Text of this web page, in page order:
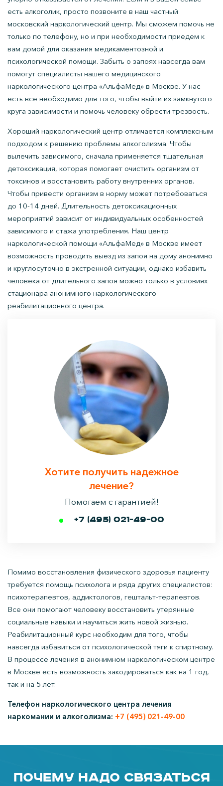
есть алкоголик, просто позвоните в наш частный
московский наркологический центр. Мы сможем помочь не
только по телефону, но и при необходимости приедем к
вам домой для оказания медикаментозной и
психологической помощи. Забыть о запоях навсегда вам
помогут специалисты нашего медицинского
наркологического центра «АльфаМед» в Москве. У нас
есть все необходимо для того, чтобы выйти из замкнутого
круга зависимости и помочь человеку обрести трезвость.
Хороший наркологический центр отличается комплексным
подходом к решению проблемы алкоголизма. Чтобы
вылечить зависимого, сначала применяется тщательная
детоксикация, которая помогает очистить организм от
токсинов и восстановить работу внутренних органов.
Чтобы привести организм в норму может потребоваться
до 10-14 дней. Длительность детоксикационных
мероприятий зависит от индивидуальных особенностей
зависимого и стажа употребления. Наш центр
наркологической помощи «АльфаМед» в Москве имеет
возможность проводить выезд из запоя на дому анонимно
и круглосуточно в экстренной ситуации, однако избавить
человека от длительного запоя можно только в условиях
стационара анонимного наркологического
реабилитационного центра.
Хотите получить надежное
лечение?
Помогаем с гарантией!
+7 (495) 021-49-00
Помимо восстановления физического здоровья пациенту
требуется помощь психолога и ряда других специалистов:
психотерапевтов, аддиктологов, гештальт-терапевтов.
Все они помогают человеку восстановить утерянные
социальные навыки и научиться жить новой жизнью.
Реабилитационный курс необходим для того, чтобы
навсегда избавиться от психологической тяги к спиртному.
В процессе лечения в анонимном наркологическом центре
в Москве есть возможность закодироваться как на 1 год,
так и на 5 лет.
Телефон наркологического центра лечения
наркомании и алкоголизма: +7 (495) 021-49-00
Почему надо связаться